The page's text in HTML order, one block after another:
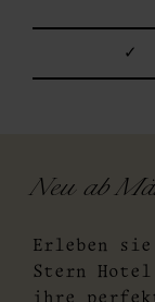
✓
Neu ab
Erleben
Stern
ihre